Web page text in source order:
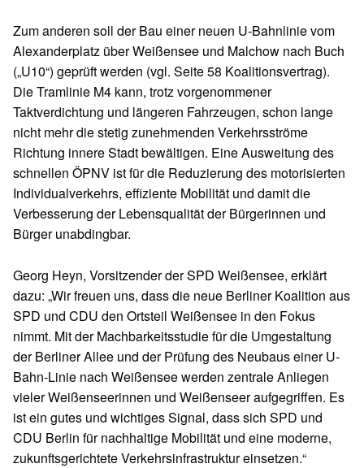
Zum anderen soll der Bau einer neuen U-Bahnlinie vom
Alexanderplatz über Weißensee und Malchow nach Buch
(„U10“) geprüft werden (vgl. Seite 58 Koalitionsvertrag).
Die Tramlinie M4 kann, trotz vorgenommener
Taktverdichtung und längeren Fahrzeugen, schon lange
nicht mehr die stetig zunehmenden Verkehrsströme
Richtung innere Stadt bewältigen. Eine Ausweitung des
schnellen ÖPNV ist für die Reduzierung des motorisierten
Individualverkehrs, effiziente Mobilität und damit die
Verbesserung der Lebensqualität der Bürgerinnen und
Bürger unabdingbar.
Georg Heyn, Vorsitzender der SPD Weißensee, erklärt
dazu: „Wir freuen uns, dass die neue Berliner Koalition aus
SPD und CDU den Ortsteil Weißensee in den Fokus
nimmt. Mit der Machbarkeitsstudie für die Umgestaltung
der Berliner Allee und der Prüfung des Neubaus einer U-
Bahn-Linie nach Weißensee werden zentrale Anliegen
vieler Weißenseerinnen und Weißenseer aufgegriffen. Es
ist ein gutes und wichtiges Signal, dass sich SPD und
CDU Berlin für nachhaltige Mobilität und eine moderne,
zukunftsgerichtete Verkehrsinfrastruktur einsetzen.“